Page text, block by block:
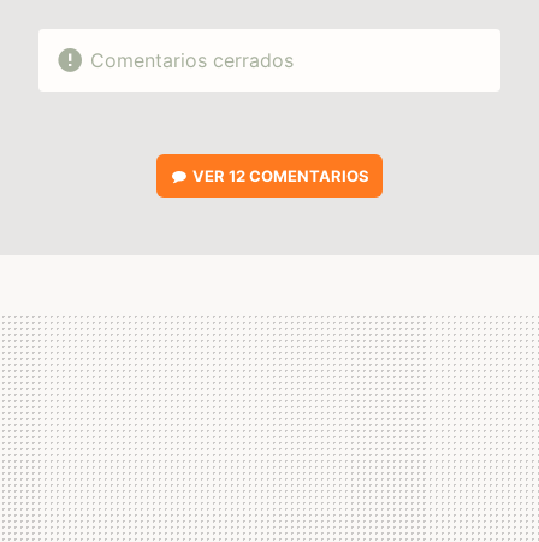
Comentarios cerrados
VER12 COMENTARIOS